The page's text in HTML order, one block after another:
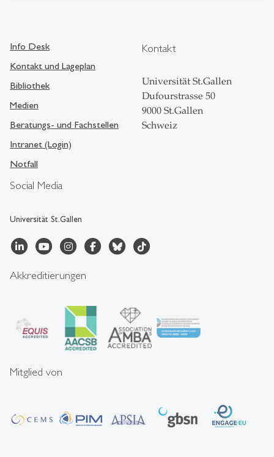
Social Media
Universität St.Gallen
Info Desk
Kontakt und Lageplan
Bibliothek
Medien
Beratungs- und Fachstellen
Intranet (Login)
Notfall
Kontakt
Universität St.Gallen
Dufourstrasse 50
9000 St.Gallen
Schweiz
Akkreditierungen
Mitglied von